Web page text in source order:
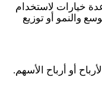
خيارات لاستخدام
والنمو أو توزيع
أو أرباح الأسهم.